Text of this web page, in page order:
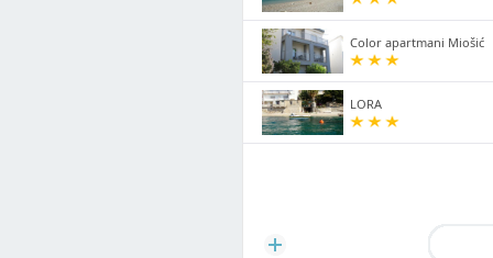
Color apartmani Miošić
LORA